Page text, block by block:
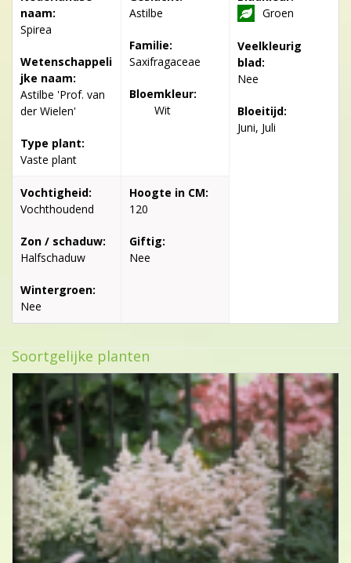
naam:
Spirea
Wetenschappeli
jke naam:
Astilbe 'Prof. van
der Wielen'
Type plant:
Vaste plant
Astilbe
Familie:
Saxifragaceae
Bloemkleur:
Wit
Groen
Veelkleurig
blad:
Nee
Bloeitijd:
Juni, Juli
Vochtigheid:
Vochthoudend
Zon / schaduw:
Halfschaduw
Wintergroen:
Nee
Hoogte in CM:
120
Giftig:
Nee
Soortgelijke planten